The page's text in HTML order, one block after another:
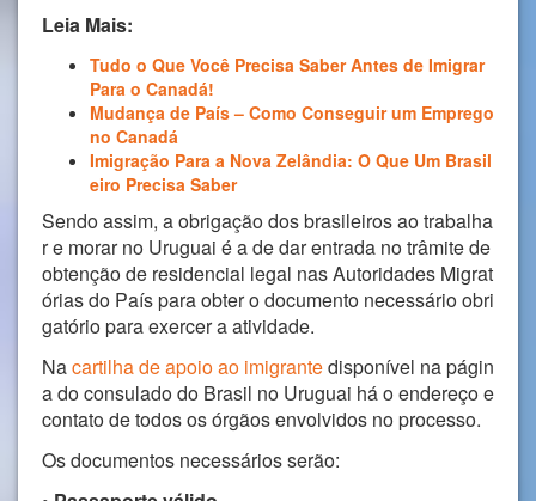
Leia Mais:
Tudo o Que Você Precisa Saber Antes de Imigrar
Para o Canadá!
Mudança de País – Como Conseguir um Emprego
no Canadá
Imigração Para a Nova Zelândia: O Que Um Brasil
eiro Precisa Saber
Sendo assim, a obrigação dos brasileiros ao trabalha
r e morar no Uruguai é a de dar entrada no trâmite de
obtenção de residencial legal nas Autoridades Migrat
órias do País para obter o documento necessário obri
gatório para exercer a atividade.
Nacartilha de apoio ao imigrantedisponível na págin
a do consulado do Brasil no Uruguai há o endereço e
contato de todos os órgãos envolvidos no processo.
Os documentos necessários serão: